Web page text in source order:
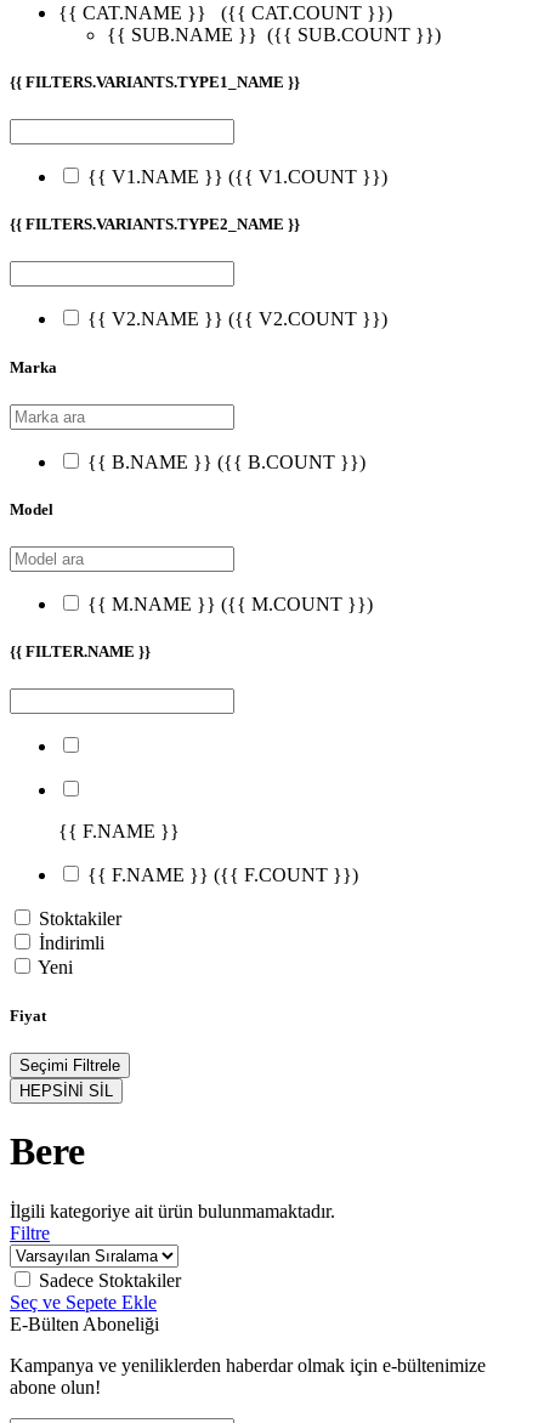
{{ CAT.NAME }}
({{ CAT.COUNT }})
{{ SUB.NAME }} ({{ SUB.COUNT }})
{{ FILTERS.VARIANTS.TYPE1_NAME }}
{{ V1.NAME }} ({{ V1.COUNT }})
{{ FILTERS.VARIANTS.TYPE2_NAME }}
{{ V2.NAME }} ({{ V2.COUNT }})
Marka
{{ B.NAME }} ({{ B.COUNT }})
Model
{{ M.NAME }} ({{ M.COUNT }})
{{ FILTER.NAME }}
{{ F.NAME }}
{{ F.NAME }} ({{ F.COUNT }})
Stoktakiler
İndirimli
Yeni
Fiyat
Seçimi Filtrele
HEPSİNİ SİL
Bere
İlgili kategoriye ait ürün bulunmamaktadır.
Filtre
Sadece Stoktakiler
Seç ve Sepete Ekle
E-Bülten Aboneliği
Kampanya ve yeniliklerden haberdar olmak için e-bültenimize
abone olun!